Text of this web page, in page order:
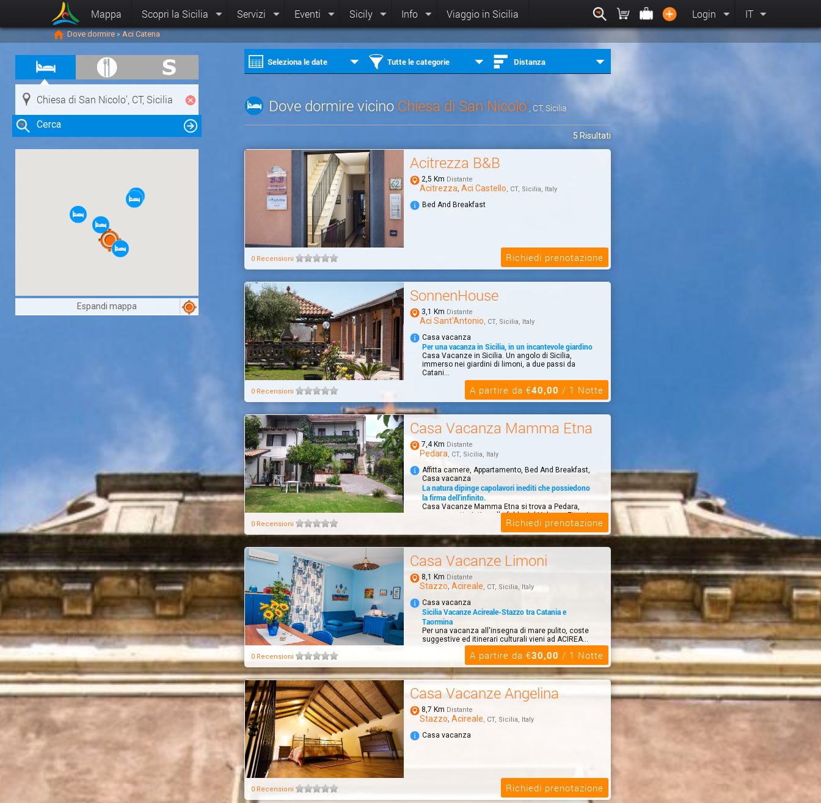
Mappa Scopri la Sicilia Servizi Eventi Sicily Info Viaggio in Sicilia Login IT
Dove dormire > Aci Catena
Cerca
Clicca su una risorsa nella mappa
per visualizzare le informazioni
Espandi mappa
Seleziona le date Tutte le categorie Distanza
Dove dormire vicino Chiesa di San Nicolo' , CT, Sicilia
5 Risultati
Acitrezza B&B
2,5 Km Distante
Acitrezza, Aci Castello, CT, Sicilia, Italy
Bed And Breakfast
0 Recensioni Richiedi prenotazione
SonnenHouse
3,1 Km Distante
Aci Sant'Antonio, CT, Sicilia, Italy
Casa vacanza
Per una vacanza in Sicilia, in un incantevole giardino
Casa Vacanze in Sicilia. Un angolo di Sicilia,
immerso nei giardini di limoni, a due passi da
Catani...
0 Recensioni A partire da €40,00 / 1 Notte
Casa Vacanza Mamma Etna
7,4 Km Distante
Pedara, CT, Sicilia, Italy
Affitta camere, Appartamento, Bed And Breakfast,
Casa vacanza
La natura dipinge capolavori inediti che possiedono
la firma dell'infinito.
Casa Vacanze Mamma Etna si trova a Pedara,
paese caratteristico alle falde del Vulcano Etna, in
0 Recensioni Richiedi prenotazione
Casa Vacanze Limoni
8,1 Km Distante
Stazzo, Acireale, CT, Sicilia, Italy
Casa vacanza
Sicilia Vacanze Acireale-Stazzo tra Catania e
Taormina
Per una vacanza all'insegna di mare pulito, coste
suggestive ed itinerari culturali vieni ad ACIREA...
0 Recensioni A partire da €30,00 / 1 Notte
Casa Vacanze Angelina
8,7 Km Distante
Stazzo, Acireale, CT, Sicilia, Italy
Casa vacanza
0 Recensioni Richiedi prenotazione